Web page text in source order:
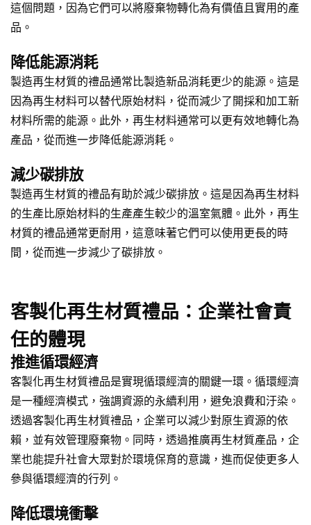
這個問題，因為它們可以將廢棄物轉化為有價值且實用的產
品。
降低能源消耗
製造再生材質的禮品通常比製造新品消耗更少的能源。這是
因為再生材料可以替代原始材料，從而減少了開採和加工新
材料所需的能源。此外，再生材料通常可以更有效地轉化為
產品，從而進一步降低能源消耗。
減少碳排放
製造再生材質的禮品有助於減少碳排放。這是因為再生材料
的生產比原始材料的生產產生較少的溫室氣體。此外，再生
材質的禮品通常更耐用，這意味著它們可以使用更長的時
間，從而進一步減少了碳排放。
客製化再生材質禮品：企業社會責
任的體現
推進循環經濟
客製化再生材質禮品是實現循環經濟的關鍵一環。循環經濟
是一種經濟模式，強調資源的永續利用，避免浪費和汙染。
透過客製化再生材質禮品，企業可以減少對原生資源的依
賴，並有效管理廢棄物。同時，透過推廣再生材質產品，企
業也能提升社會大眾對於環境保育的意識，進而促使更多人
參與循環經濟的行列。
降低環境衝擊